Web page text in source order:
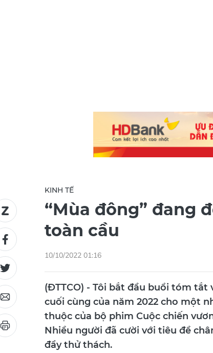
KINH TẾ
“Mùa đông” đang
toàn cầu
10/10/2022 01:16
(ĐTTCO) - Tôi bắt đầu buổi tóm
cuối cùng của năm 2022 cho một
thuộc của bộ phim Cuộc chiến
Nhiều người đã cười với tiêu đề
đầy thử thách.